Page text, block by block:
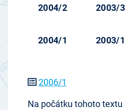
2004/2 2003/
2004/1 2003/
2006/1
Na počátku tohoto textu